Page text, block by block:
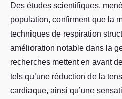
Des études scientifiques,
population, confirment que la
techniques de respiration
amélioration notable dans la
recherches mettent en avant
tels qu’une réduction de la
cardiaque, ainsi qu’une